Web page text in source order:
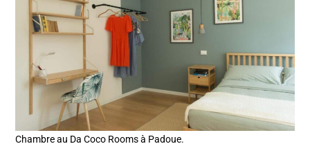
Chambre au Da Coco Rooms à Padoue.